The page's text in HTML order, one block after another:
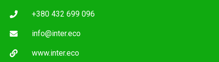
+380 432 699 096
info@inter.eco
www.inter.eco